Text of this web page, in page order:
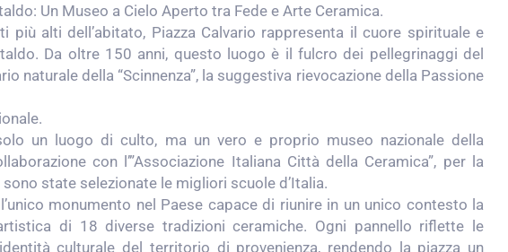
Un Museo a Cielo Aperto tra Fede e Arte Ceramica.
più alti dell’abitato, Piazza Calvario rappresenta il cuore spirituale e
Da oltre 150 anni, questo luogo è il fulcro dei pellegrinaggi del
naturale della “Scinnenza”, la suggestiva rievocazione della Passione
un luogo di culto, ma un vero e proprio museo nazionale della
con l’”Associazione Italiana Città della Ceramica”, per la
state selezionate le migliori scuole d’Italia.
monumento nel Paese capace di riunire in un unico contesto la
di 18 diverse tradizioni ceramiche. Ogni pannello riflette le
culturale del territorio di provenienza, rendendo la piazza un